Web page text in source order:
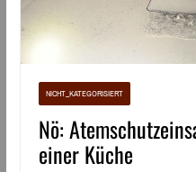
NICHT_KATEGORISIERT
Nö:
einer Küche